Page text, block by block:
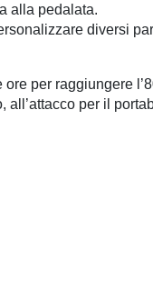
alla pedalata.
diversi
per raggiungere
per il